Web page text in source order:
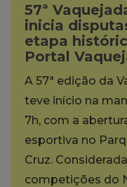
57ª
inicia
etapa
Portal
A 57ª edição da
teve início na
7h, com a
esportiva no
Cruz.
competições do